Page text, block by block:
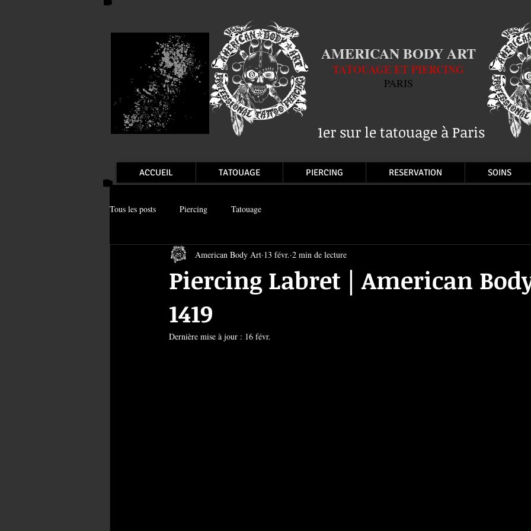
AMERICAN BODY ART
TATOUAGE ET PIERCING
PARIS
1er sur le tatouage à Paris
ACCUEIL TATOUAGE PIERCING RESERVATION SOINS
Tous les posts Piercing Tatouage
Piercing Labret | American
1419
American Body Art 13 févr. 2 min de lecture
Dernière mise à jour : 16 févr.